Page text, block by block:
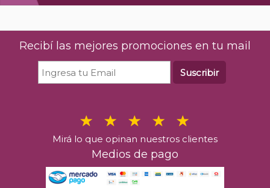
Recibí las mejores promociones en tu mail
Suscribir
Mirá lo que opinan nuestros clientes
Medios de pago